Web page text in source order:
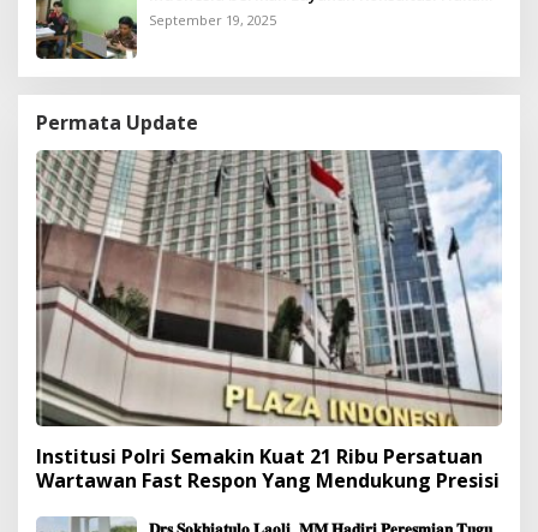
Gratis untuk Kurang Mampu
September 19, 2025
Permata Update
Institusi Polri Semakin Kuat 21 Ribu Persatuan
Wartawan Fast Respon Yang Mendukung Presisi